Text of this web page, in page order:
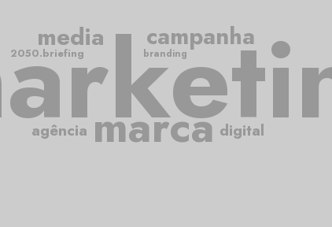
marca
campanha
media
agência digital
2050.briefing branding